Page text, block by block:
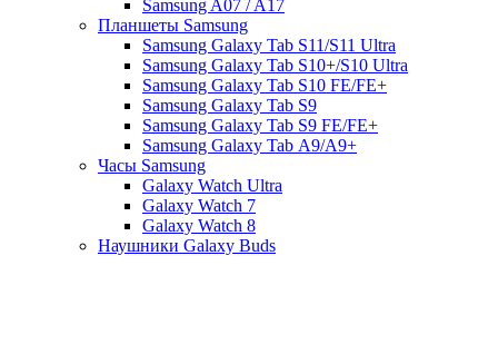
Samsung A07 / A17
Планшеты Samsung
Samsung Galaxy Tab S11/S11 Ultra
Samsung Galaxy Tab S10+/S10 Ultra
Samsung Galaxy Tab S10 FE/FE+
Samsung Galaxy Tab S9
Samsung Galaxy Tab S9 FE/FE+
Samsung Galaxy Tab А9/А9+
Часы Samsung
Galaxy Watch Ultra
Galaxy Watch 7
Galaxy Watch 8
Наушники Galaxy Buds